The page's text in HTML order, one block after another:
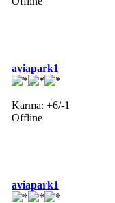
aviapark1
Karma: +6/-1
Offline
aviapark1